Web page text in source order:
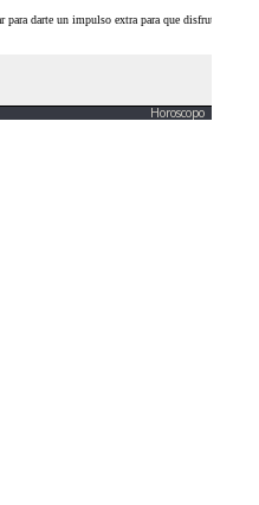
Horoscopo